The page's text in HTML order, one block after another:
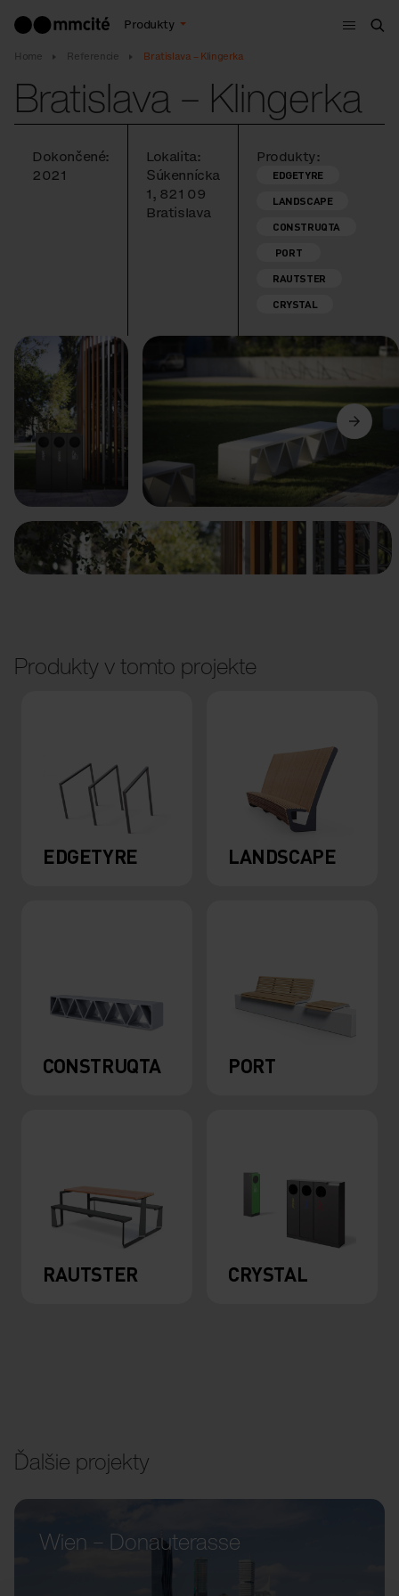
Produkty
Menu
Home Referencie Bratislava – Klingerka
Bratislava – Klingerka
Dokončené:
2021
Lokalita:
Súkennícka
1, 821 09
Bratislava
Produkty:
EDGETYRE
LANDSCAPE
CONSTRUQTA
PORT
RAUTSTER
CRYSTAL
Predchádzajúci Ďalší
Produkty v tomto projekte
EDGETYRE LANDSCAPE
CONSTRUQTA PORT
RAUTSTER CRYSTAL
Ďalšie projekty
Wien – Donauterasse